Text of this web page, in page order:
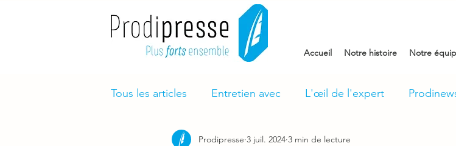
Accueil Notre histoire Notre
Tous les articles Entretien avec L'œil de l'expert
Prodipresse 3 juil. 2024 3 min de lecture